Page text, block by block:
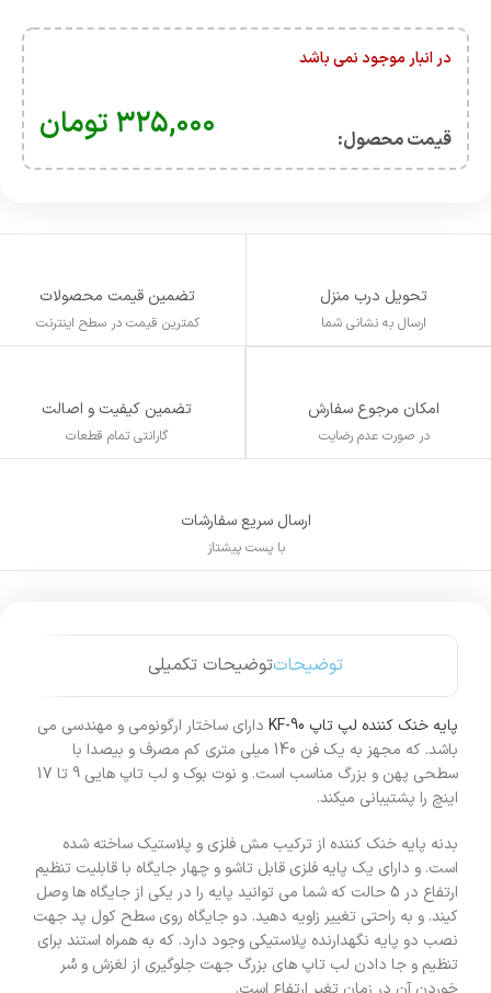
در انبار موجود نمی باشد
قیمت محصول:​ ۳۲۵,۰۰۰ تومان
تحویل درب منزل
ارسال به نشانی شما
تضمین قیمت محصولات
کمترین قیمت در سطح اینترنت
امکان مرجوع سفارش
در صورت عدم رضایت
تضمین کیفیت و اصالت
گارانتی تمام قطعات
ارسال سریع سفارشات
با پست پیشتاز
توضیحاتتوضیحات تکمیلی
پایه خنک کننده لپ تاپ KF-90
دارای ساختار ارگونومی و مهندسی می
باشد. که مجهز به یک فن 140 میلی متری کم مصرف و بیصدا با
سطحی پهن و بزرگ مناسب است. و نوت بوک و لب تاپ هایی 9 تا 17
اینچ را پشتیبانی میکند.
بدنه پایه خنک کننده از ترکیب مش فلزی و پلاستیک ساخته شده
است. و دارای یک پایه فلزی قابل تاشو و چهار جایگاه با قابلیت تنظیم
ارتفاع در 5 حالت که شما می توانید پایه را در یکی از جایگاه ها وصل
کیند. و به راحتی تغییر زاویه دهید. دو جایگاه روی سطح کول پد جهت
نصب دو پایه نگهدارنده پلاستیکی وجود دارد. که به همراه استند برای
تنظیم و جا دادن لب تاپ های بزرگ جهت جلوگیری از لغزش و سُر